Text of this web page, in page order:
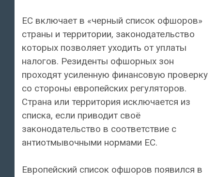
ЕС включает в «черный список офшоров»
страны и территории, законодательство
которых позволяет уходить от уплаты
налогов. Резиденты офшорных зон
проходят усиленную финансовую проверку
со стороны европейских регуляторов.
Страна или территория исключается из
списка, если приводит своё
законодательство в соответствие с
антиотмывочными нормами ЕС.
Европейский список офшоров появился в